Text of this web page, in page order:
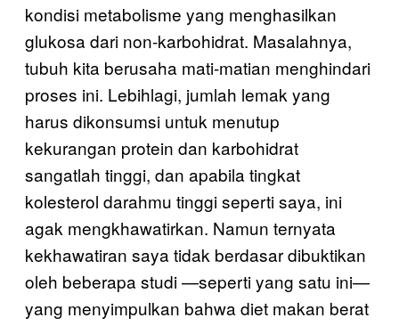
kondisi metabolisme yang menghasilkan
glukosa dari non-karbohidrat. Masalahnya,
tubuh kita berusaha mati-matian menghindari
proses ini. Lebihlagi, jumlah lemak yang
harus dikonsumsi untuk menutup
kekurangan protein dan karbohidrat
sangatlah tinggi, dan apabila tingkat
kolesterol darahmu tinggi seperti saya, ini
agak mengkhawatirkan. Namun ternyata
kekhawatiran saya tidak berdasar dibuktikan
oleh beberapa studi —seperti yang satu ini—
yang menyimpulkan bahwa diet makan berat